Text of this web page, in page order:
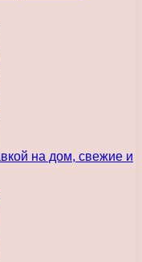
на дом, свежие и